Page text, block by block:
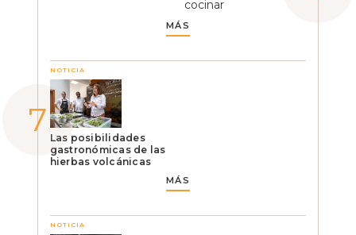
cocinar
MÁS
NOTICIA
Las posibilidades
gastronómicas de las
hierbas volcánicas
MÁS
NOTICIA